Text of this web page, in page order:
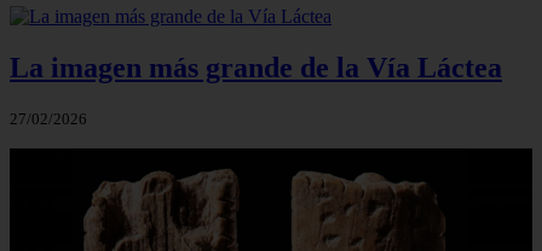
La imagen más grande de la Vía Láctea
27/02/2026